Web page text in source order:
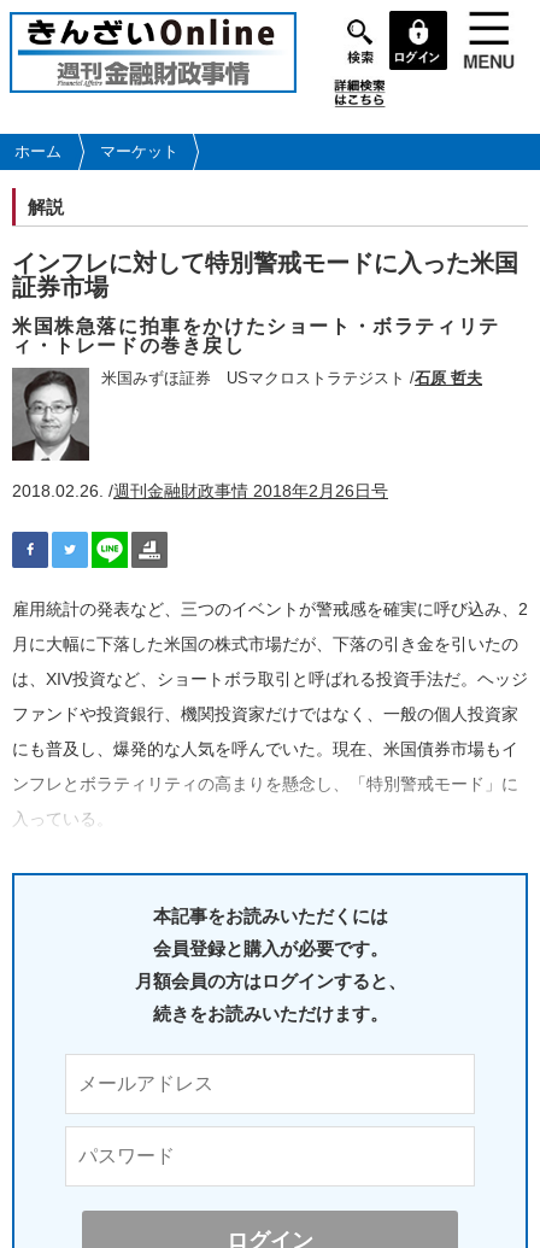
メ
イ
コ
ン
に
移
動
ホーム マーケット
解説
インフレに対して特別警戒モードに入った米国
証券市場
米国株急落に拍車をかけたショート・ボラティリテ
ィ・トレードの巻き戻し
米国みずほ証券 USマクロストラテジスト /石原 哲夫
2018.02.26. /週刊金融財政事情 2018年2月26日号
雇用統計の発表など、三つのイベントが警戒感を確実に呼び込み、2
月に大幅に下落した米国の株式市場だが、下落の引き金を引いたの
は、XIV投資など、ショートボラ取引と呼ばれる投資手法だ。ヘッジ
ファンドや投資銀行、機関投資家だけではなく、一般の個人投資家
にも普及し、爆発的な人気を呼んでいた。現在、米国債券市場もイ
ンフレとボラティリティの高まりを懸念し、「特別警戒モード」に
入っている。
本記事をお読みいただくには
会員登録と購入が必要です。
月額会員の方はログインすると、
続きをお読みいただけます。